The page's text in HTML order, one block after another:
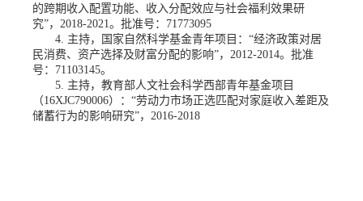
的跨期收入配置功能、收入分配效应与社会福利效果研
究”，2018-2021。批准号：71773095
4. 主持，国家自然科学基金青年项目：“经济政策对居
民消费、资产选择及财富分配的影响”，2012-2014。批准
号：71103145。
5. 主持，教育部人文社会科学西部青年基金项目
（16XJC790006）：“劳动力市场正选匹配对家庭收入差距及
储蓄行为的影响研究”，2016-2018